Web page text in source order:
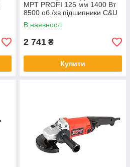
MPT PROFI 125 мм 1400 Вт
8500 об./хв підшипники C&U
MAG1403
В наявності
2 741 ₴
Купити